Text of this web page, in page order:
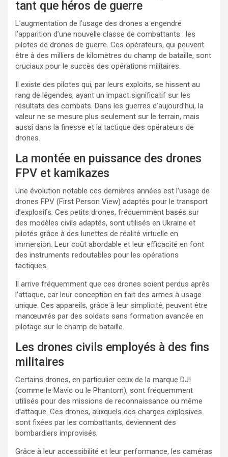
tant que héros de guerre
L’augmentation de l’usage des drones a engendré
l’apparition d’une nouvelle classe de combattants : les
pilotes de drones de guerre. Ces opérateurs, qui peuvent
être à des milliers de kilomètres du champ de bataille, sont
cruciaux pour le succès des opérations militaires.
Il existe des pilotes qui, par leurs exploits, se hissent au
rang de légendes, ayant un impact significatif sur les
résultats des combats. Dans les guerres d’aujourd’hui, la
valeur ne se mesure plus seulement sur le terrain, mais
aussi dans la finesse et la tactique des opérateurs de
drones.
La montée en puissance des drones
FPV et kamikazes
Une évolution notable ces dernières années est l’usage de
drones FPV (First Person View) adaptés pour le transport
d’explosifs. Ces petits drones, fréquemment basés sur
des modèles civils adaptés, sont utilisés en Ukraine et
pilotés grâce à des lunettes de réalité virtuelle en
immersion. Leur coût abordable et leur efficacité en font
des instruments redoutables pour les opérations
tactiques.
Il arrive fréquemment que ces drones soient perdus après
l’attaque, car leur conception en fait des armes à usage
unique. Ces appareils, grâce à leur simplicité, peuvent être
manœuvrés par des soldats sans formation avancée en
pilotage sur le champ de bataille.
Les drones civils employés à des fins
militaires
Certains drones, en particulier ceux de la marque DJI
(comme le Mavic ou le Phantom), sont fréquemment
utilisés pour des missions de reconnaissance ou même
d’attaque. Ces drones, auxquels des charges explosives
sont fixées par les combattants, deviennent des
bombardiers improvisés.
Grâce à leur accessibilité et leur performance, les caméras